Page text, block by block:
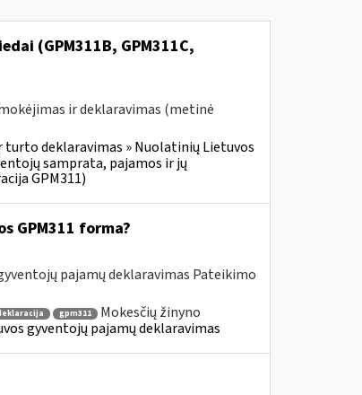
(GPM311B, GPM311C,
ir deklaravimas (metinė
turto deklaravimas » Nuolatinių Lietuvos
samprata, pajamos ir jų
GPM311)
GPM311 forma?
pajamų deklaravimas Pateikimo
gpm311
Mokesčių žinyno
gyventojų pajamų deklaravimas